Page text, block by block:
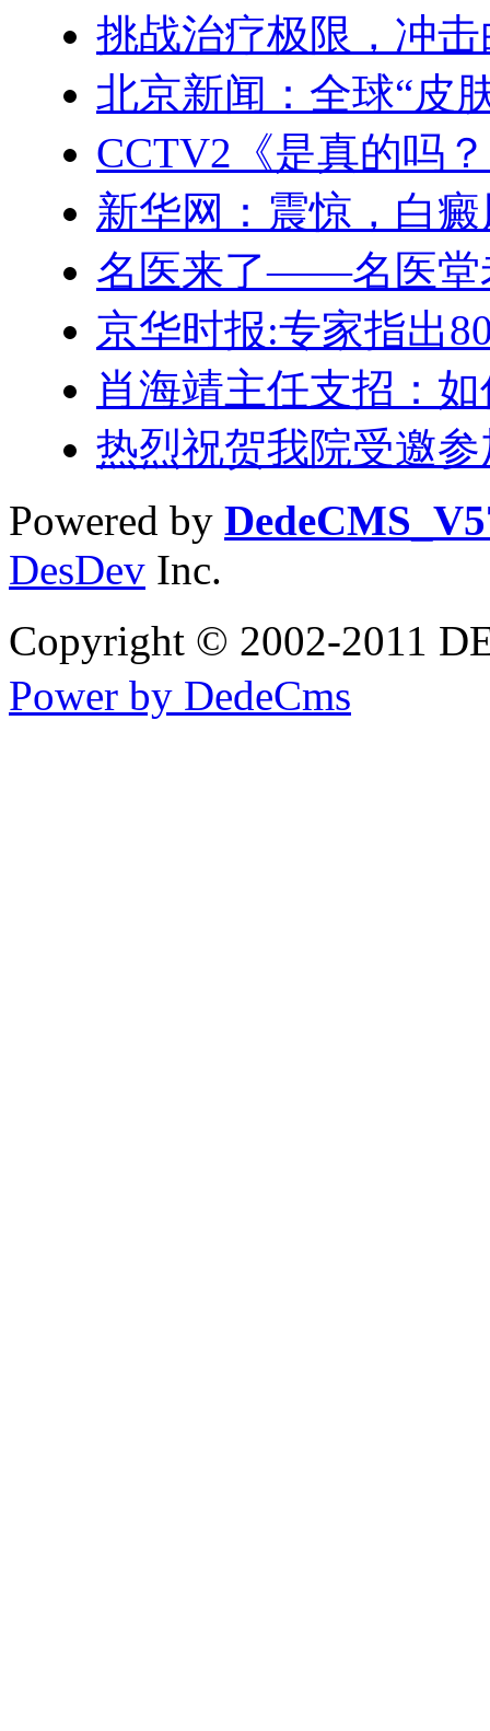
挑战治疗极限，冲
北京新闻：全球“皮
CCTV2《是真的吗
新华网：震惊，白
名医来了——名医堂
京华时报:专家指出
肖海靖主任支招：
热烈祝贺我院受邀
Powered by
DesDev Inc.
Copyright © 2002-2011
Power by DedeCms